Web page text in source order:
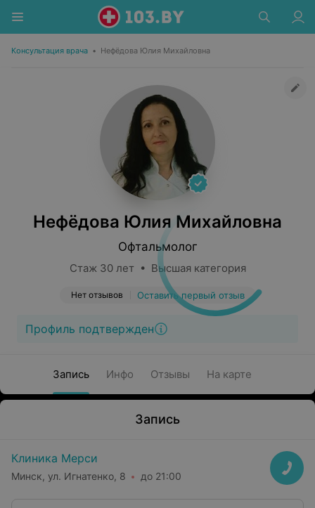
Консультация врача • Нефёдова Юлия Михайловна
Нефёдова Юлия Михайловна
Офтальмолог
Стаж 30 лет • Высшая категория
Нет отзывов Оставить первый отзыв
Профиль подтвержден
Запись Инфо Отзывы На карте
Запись
Клиника Мерси
Минск, ул. Игнатенко, 8 до 21:00